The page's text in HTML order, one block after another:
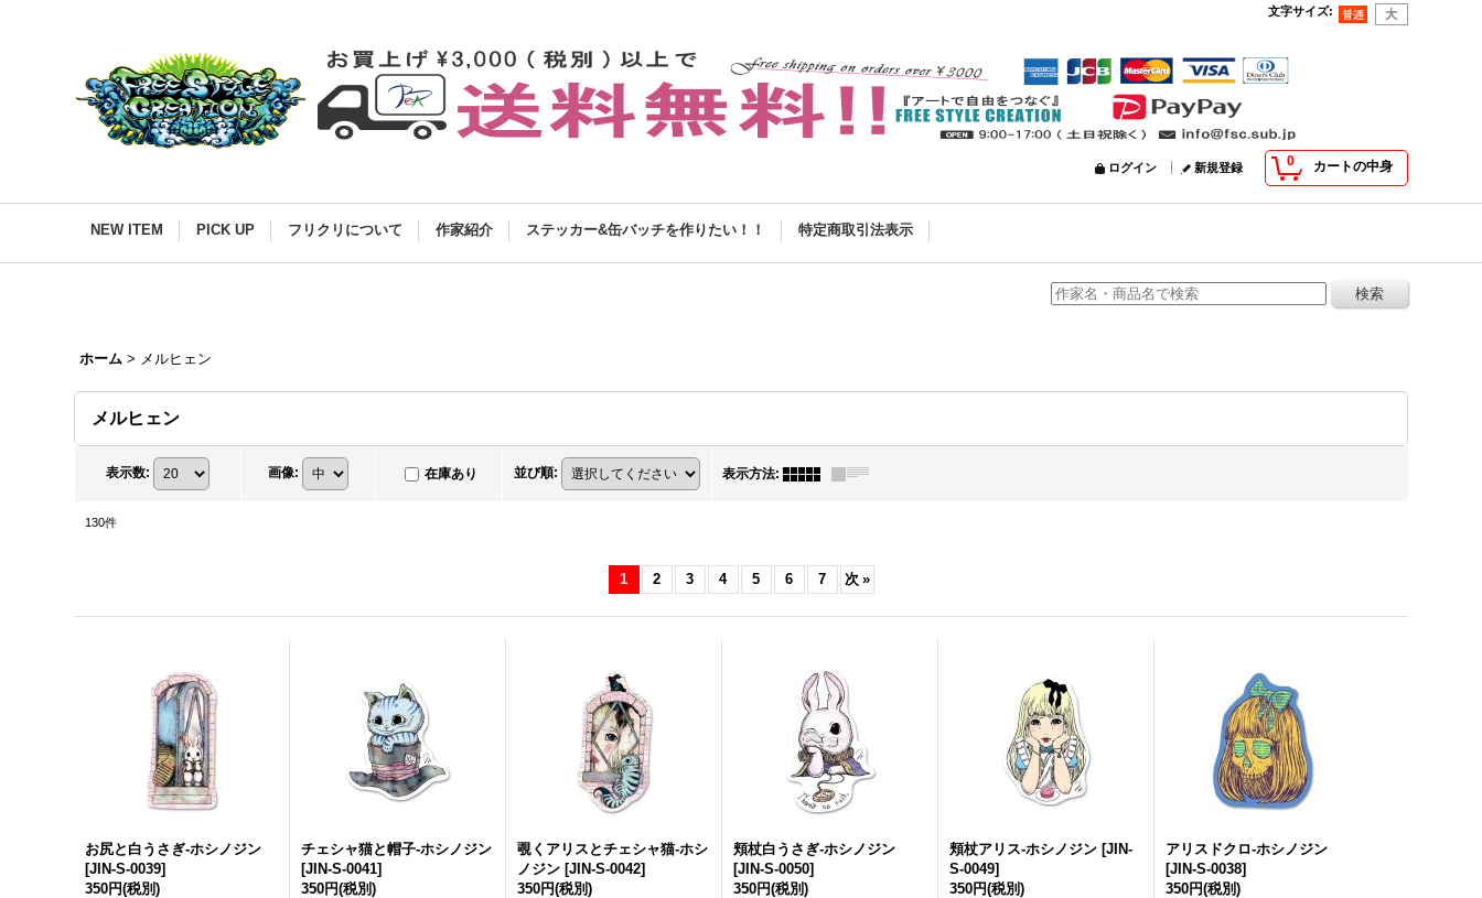
文字サイズ:
0 カートの中身
ログイン 新規登録
NEW ITEM PICK UP フリクリについて 作家紹介 ステッカー&缶バッチを作りたい！！ 特定商取引法表示
ホーム > メルヒェン
メルヒェン
表示数: 画像: 在庫あり 並び順: 表示方法:
130件
1 2 3 4 5 6 7 次 »
お尻と白うさぎ-ホシノジン
[JIN-S-0039]
350円(税別)
チェシャ猫と帽子-ホシノジン
[JIN-S-0041]
350円(税別)
覗くアリスとチェシャ猫-ホシ
ノジン [JIN-S-0042]
350円(税別)
頬杖白うさぎ-ホシノジン
[JIN-S-0050]
350円(税別)
頬杖アリス-ホシノジン [JIN-
S-0049]
350円(税別)
アリスドクロ-ホシノジン
[JIN-S-0038]
350円(税別)